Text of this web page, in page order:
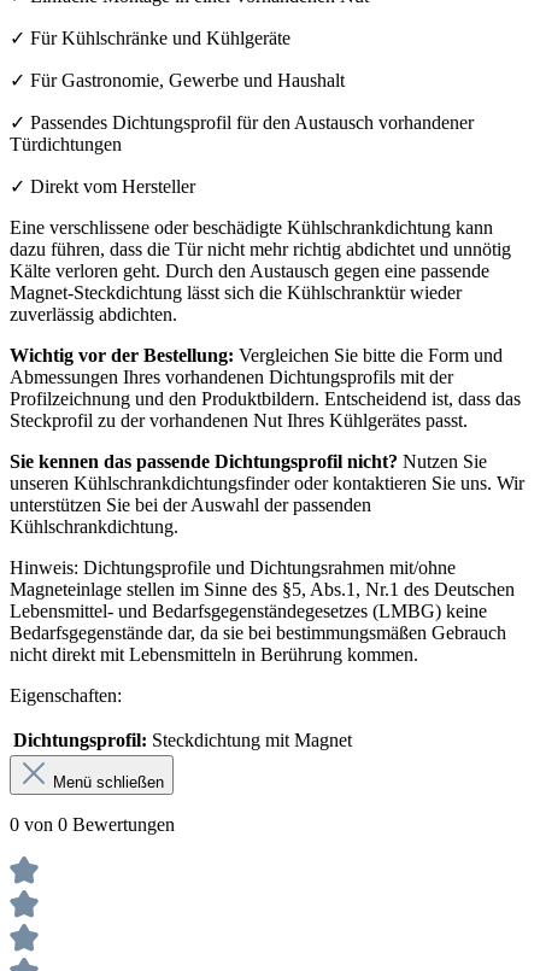
✓ Für Kühlschränke und Kühlgeräte
✓ Für Gastronomie, Gewerbe und Haushalt
✓ Passendes Dichtungsprofil für den Austausch vorhandener
Türdichtungen
✓ Direkt vom Hersteller
Eine verschlissene oder beschädigte Kühlschrankdichtung kann
dazu führen, dass die Tür nicht mehr richtig abdichtet und unnötig
Kälte verloren geht. Durch den Austausch gegen eine passende
Magnet-Steckdichtung lässt sich die Kühlschranktür wieder
zuverlässig abdichten.
Wichtig vor der Bestellung: Vergleichen Sie bitte die Form und
Abmessungen Ihres vorhandenen Dichtungsprofils mit der
Profilzeichnung und den Produktbildern. Entscheidend ist, dass das
Steckprofil zu der vorhandenen Nut Ihres Kühlgerätes passt.
Sie kennen das passende Dichtungsprofil nicht? Nutzen Sie
unseren Kühlschrankdichtungsfinder oder kontaktieren Sie uns. Wir
unterstützen Sie bei der Auswahl der passenden
Kühlschrankdichtung.
Hinweis: Dichtungsprofile und Dichtungsrahmen mit/ohne
Magneteinlage stellen im Sinne des §5, Abs.1, Nr.1 des Deutschen
Lebensmittel- und Bedarfsgegenständegesetzes (LMBG) keine
Bedarfsgegenstände dar, da sie bei bestimmungsmäßen Gebrauch
nicht direkt mit Lebensmitteln in Berührung kommen.
Eigenschaften:
Dichtungsprofil: Steckdichtung mit Magnet
Menü schließen
0 von 0 Bewertungen